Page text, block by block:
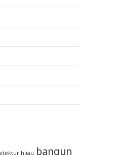
hijau bangun